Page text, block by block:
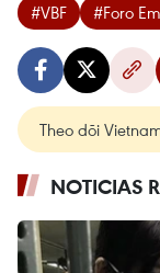
#VBF #Foro
Theo dõi
NOTICIAS